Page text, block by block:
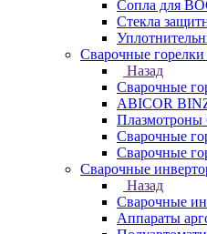
Сопла для
Стекла
Сварочные
Назад
Сварочные
ABICOR
Плазмотроны
Сварочные
Сварочные
Сварочные
Назад
Сварочные
Аппараты